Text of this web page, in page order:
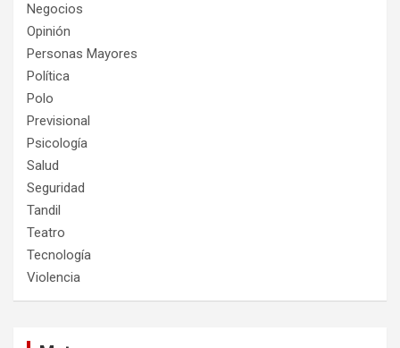
Negocios
Opinión
Personas Mayores
Política
Polo
Previsional
Psicología
Salud
Seguridad
Tandil
Teatro
Tecnología
Violencia